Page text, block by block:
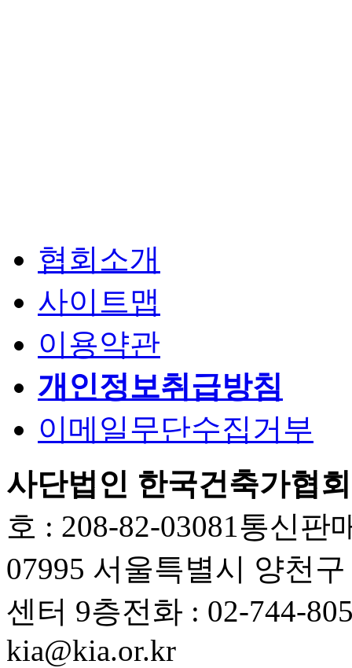
협회소개
사이트맵
이용약관
개인정보취급방침
이메일무단수집거부
사단법인 한국건축가협회
호 : 208-82-03081 통신판
07995 서울특별시 양천
센터 9층전화 : 02-744-
kia@kia.or.kr